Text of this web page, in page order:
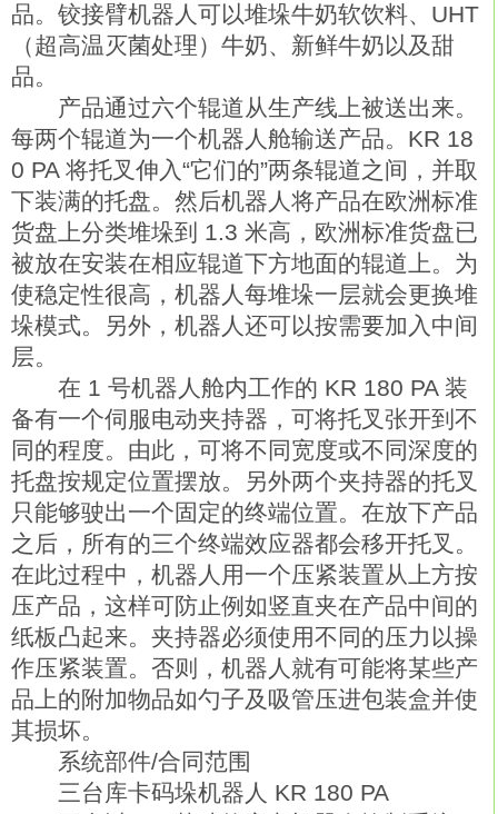
品。铰接臂机器人可以堆垛牛奶软饮料、UHT
（超高温灭菌处理）牛奶、新鲜牛奶以及甜
品。
产品通过六个辊道从生产线上被送出来。
每两个辊道为一个机器人舱输送产品。KR 18
0 PA 将托叉伸入“它们的”两条辊道之间，并取
下装满的托盘。然后机器人将产品在欧洲标准
货盘上分类堆垛到 1.3 米高，欧洲标准货盘已
被放在安装在相应辊道下方地面的辊道上。为
使稳定性很高，机器人每堆垛一层就会更换堆
垛模式。另外，机器人还可以按需要加入中间
层。
在 1 号机器人舱内工作的 KR 180 PA 装
备有一个伺服电动夹持器，可将托叉张开到不
同的程度。由此，可将不同宽度或不同深度的
托盘按规定位置摆放。另外两个夹持器的托叉
只能够驶出一个固定的终端位置。在放下产品
之后，所有的三个终端效应器都会移开托叉。
在此过程中，机器人用一个压紧装置从上方按
压产品，这样可防止例如竖直夹在产品中间的
纸板凸起来。夹持器必须使用不同的压力以操
作压紧装置。否则，机器人就有可能将某些产
品上的附加物品如勺子及吸管压进包装盒并使
其损坏。
系统部件/合同范围
三台库卡码垛机器人 KR 180 PA